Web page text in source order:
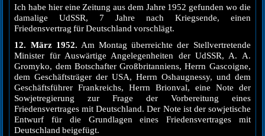
Ich habe hier eine Zeitung aus dem Jahre 1952 gefunden wo die
damalige UdSSR, 7 Jahre nach Kriegsende, einen
Friedensvertrag für Deutschland vorschlägt.
12. März 1952. Am Montag überreichte der Stellvertretende
Minister für Auswärtige Angelegenheiten der UdSSR, A. A.
Gromyko, dem Botschafter Großbritanniens, Herrn Gascoigne,
dem Geschäftsträger der USA, Herrn Oshaugnessy, und dem
Geschäftsführer Frankreichs, Herrn Brionval, eine Note der
Sowjetregierung zur Frage der Vorbereitung eines
Friedensvertrages mit Deutschland. Der Note ist der sowjetische
Entwurf für die Grundlagen eines Friedensvertrages mit
Deutschland beigefügt.